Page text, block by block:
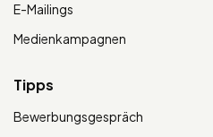
E-Mailings
Medienkampagnen
Tipps
Bewerbungsgespräch